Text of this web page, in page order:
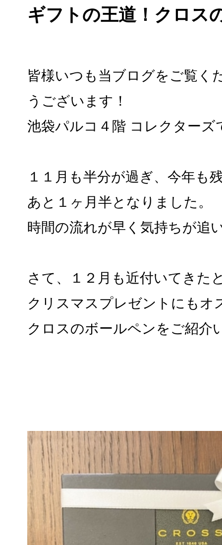
ギフトの王道！クロス
皆様いつも当ブログをご覧く
うございます！
池袋パルコ４階 コレクターズ
１１月も半分が過ぎ、今年も
あと１ヶ月半となりました。
時間の流れが早く気持ちが追
さて、１２月も近付いてきた
クリスマスプレゼントにもオ
クロスのボールペンをご紹介